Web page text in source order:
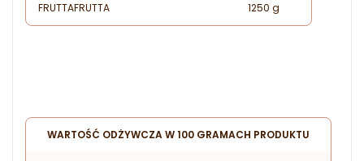
FRUTTAFRUTTA 1250 g
WARTOŚĆ ODŻYWCZA W 100 GRAMACH PRODUKTU